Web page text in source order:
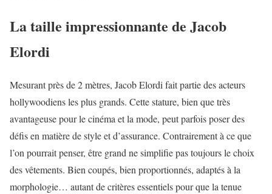
La taille impressionnante de Jacob
Elordi
Mesurant près de 2 mètres, Jacob Elordi fait partie des acteurs
hollywoodiens les plus grands. Cette stature, bien que très
avantageuse pour le cinéma et la mode, peut parfois poser des
défis en matière de style et d’assurance. Contrairement à ce que
l’on pourrait penser, être grand ne simplifie pas toujours le choix
des vêtements. Bien coupés, bien proportionnés, adaptés à la
morphologie… autant de critères essentiels pour que la tenue